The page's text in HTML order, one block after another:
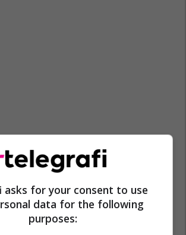
asks for your consent to use
data for the following
purposes: